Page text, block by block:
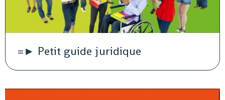
=► Petit guide juridique